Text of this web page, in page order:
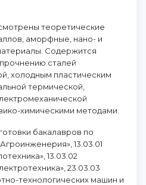
теоретические
аморфные, нано- и
Содержится
сталей
холодным пластическим
термической,
химическими методами.
бакалавров по
13.03.01
13.03.02
23.03.03
технологических машин и